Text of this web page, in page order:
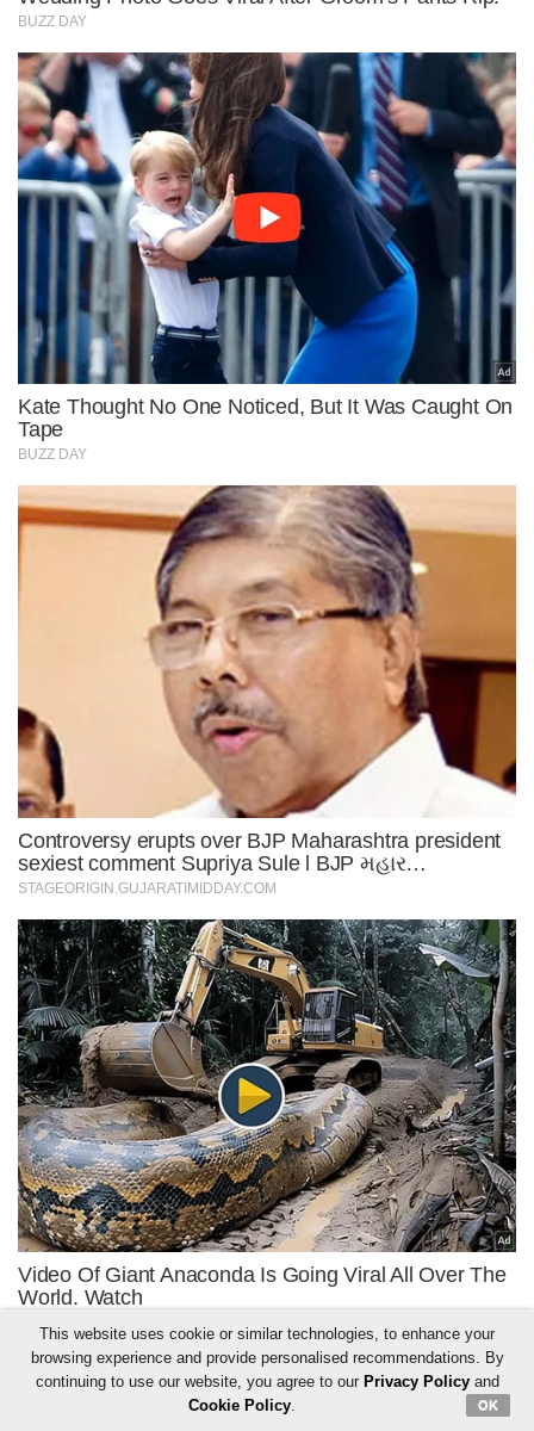
This website uses cookie or similar technologies, to enhance your
browsing experience and provide personalised recommendations. By
continuing to use our website, you agree to our Privacy Policyand
Cookie Policy. OK